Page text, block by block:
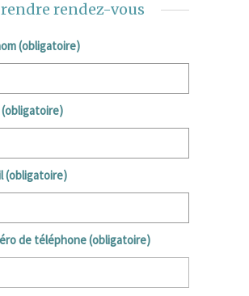
rendez-vous
(obligatoire)
(obligatoire)
de téléphone (obligatoire)